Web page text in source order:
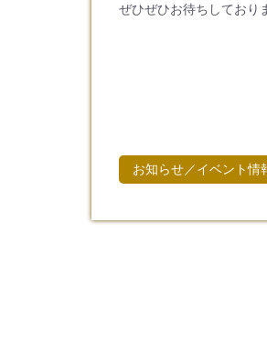
ぜひぜひお待ちしており
お知らせ／イベント情